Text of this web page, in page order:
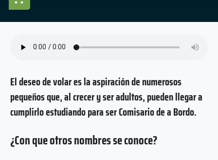
El deseo de volar es la aspiración de numerosos
pequeños que, al crecer y ser adultos, pueden llegar a
cumplirlo estudiando para ser Comisario de a Bordo.
¿Con que otros nombres se conoce?